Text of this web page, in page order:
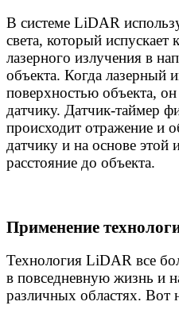
В системе LiDAR
света, который испускает
лазерного излучения в
объекта. Когда лазерный
поверхностью объекта,
датчику. Датчик-таймер
происходит отражение и
датчику и на основе этой
расстояние до объекта.
Применение
Технология LiDAR все
в повседневную жизнь и
различных областях. Вот